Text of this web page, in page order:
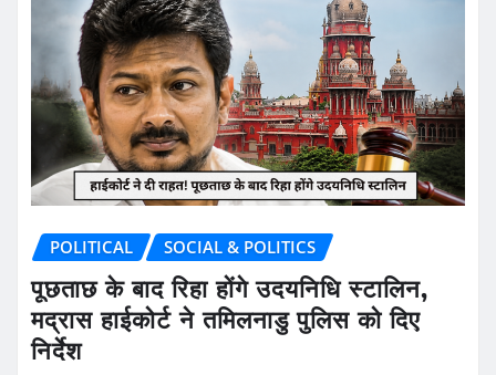
POLITICAL SOCIAL & POLITICS
पूछताछ के बाद रिहा होंगे उदयनिधि स्टालिन,
मद्रास हाईकोर्ट ने तमिलनाडु पुलिस को दिए
निर्देश